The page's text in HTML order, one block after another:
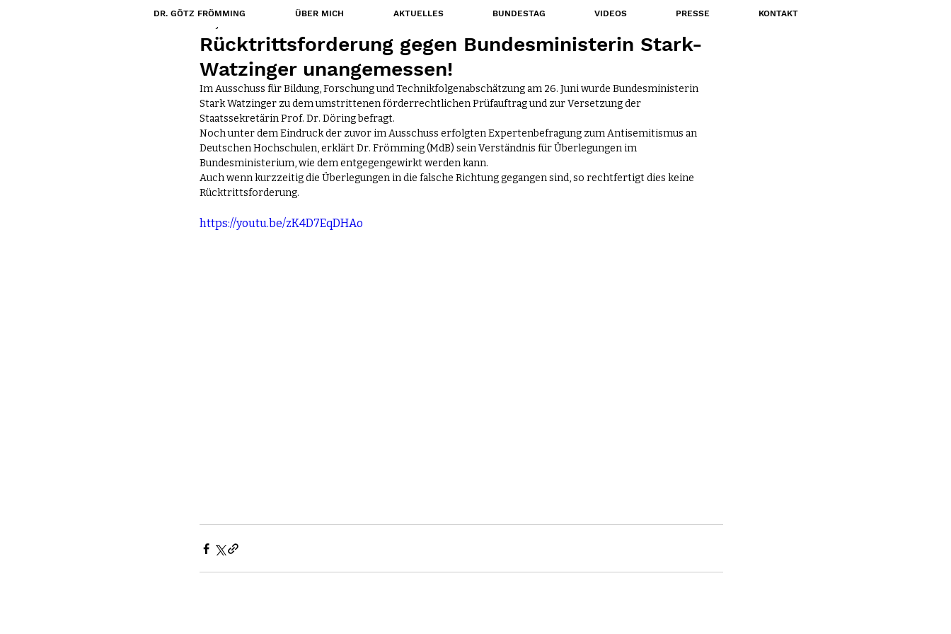
Rücktrittsforderung gegen Bundesministerin Stark-
Watzinger unangemessen!
Im Ausschuss für Bildung, Forschung und Technikfolgenabschätzung am 26. Juni wurde Bundesministerin
Stark Watzinger zu dem umstrittenen förderrechtlichen Prüfauftrag und zur Versetzung der
Staatssekretärin Prof. Dr. Döring befragt.
Noch unter dem Eindruck der zuvor im Ausschuss erfolgten Expertenbefragung zum Antisemitismus an
Deutschen Hochschulen, erklärt Dr. Frömming (MdB) sein Verständnis für Überlegungen im
Bundesministerium, wie dem entgegengewirkt werden kann.
Auch wenn kurzzeitig die Überlegungen in die falsche Richtung gegangen sind, so rechtfertigt dies keine
Rücktrittsforderung.
https://youtu.be/zK4D7EqDHAo
DR. GÖTZ FRÖMMING ÜBER MICH AKTUELLES BUNDESTAG VIDEOS PRESSE KONTAKT